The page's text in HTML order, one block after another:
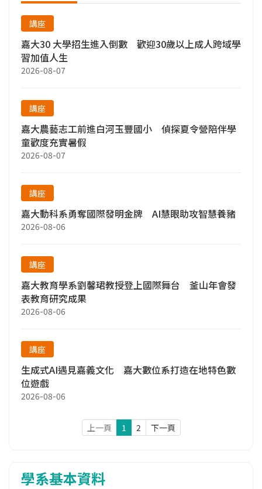
講座
嘉大30 大學招生進入倒數 歡迎30歲以上成人跨域學
習加值人生
2026-08-07
講座
嘉大農藝志工前進白河玉豐國小 偵探夏令營陪伴學
童歡度充實暑假
2026-08-07
講座
嘉大動科系勇奪國際發明金牌 AI慧眼助攻智慧養豬
2026-08-06
講座
嘉大教育學系劉馨珺教授登上國際舞台 釜山年會發
表教育研究成果
2026-08-06
講座
生成式AI遇見嘉義文化 嘉大數位系打造在地特色數
位遊戲
2026-08-06
上一頁 1 2 下一頁
學系基本資料